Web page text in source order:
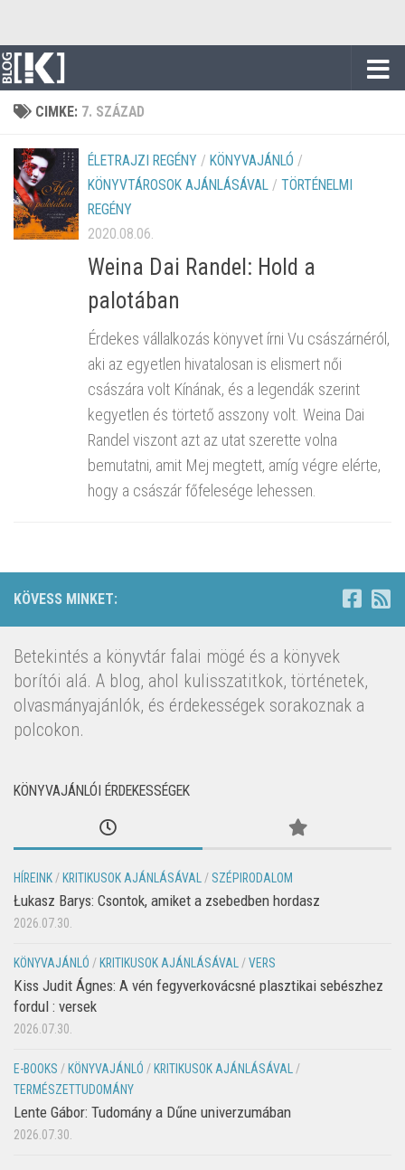
CIMKE: 7. SZÁZAD
ÉLETRAJZI REGÉNY / KÖNYVAJÁNLÓ /
KÖNYVTÁROSOK AJÁNLÁSÁVAL / TÖRTÉNELMI
REGÉNY
2020.08.06.
Weina Dai Randel: Hold a
palotában
Érdekes vállalkozás könyvet írni Vu császárnéról,
aki az egyetlen hivatalosan is elismert női
császára volt Kínának, és a legendák szerint
kegyetlen és törtető asszony volt. Weina Dai
Randel viszont azt az utat szerette volna
bemutatni, amit Mej megtett, amíg végre elérte,
hogy a császár főfelesége lehessen.
KÖVESS MINKET:
Betekintés a könyvtár falai mögé és a könyvek
borítói alá. A blog, ahol kulisszatitkok, történetek,
olvasmányajánlók, és érdekességek sorakoznak a
polcokon.
KÖNYVAJÁNLÓI ÉRDEKESSÉGEK
HÍREINK / KRITIKUSOK AJÁNLÁSÁVAL / SZÉPIRODALOM
Łukasz Barys: Csontok, amiket a zsebedben hordasz
2026.07.30.
KÖNYVAJÁNLÓ / KRITIKUSOK AJÁNLÁSÁVAL /VERS
Kiss Judit Ágnes: A vén fegyverkovácsné plasztikai sebészhez
fordul : versek
2026.07.30.
E-BOOKS / KÖNYVAJÁNLÓ / KRITIKUSOK AJÁNLÁSÁVAL
/
TERMÉSZETTUDOMÁNY
Lente Gábor: Tudomány a Dűne univerzumában
2026.07.30.